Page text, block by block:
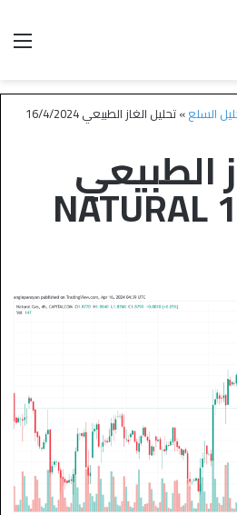
السلع»
تحليل الغاز الطبيعي 16/4/2024
الطبيعي
16/4/2024 NATURAL